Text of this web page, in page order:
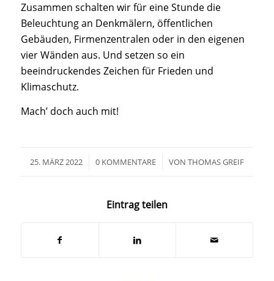
Zusammen schalten wir für eine Stunde die
Beleuchtung an Denkmälern, öffentlichen
Gebäuden, Firmenzentralen oder in den eigenen
vier Wänden aus. Und setzen so ein
beeindruckendes Zeichen für Frieden und
Klimaschutz.
Mach’ doch auch mit!
25. MÄRZ 2022
/ 0 KOMMENTARE
/ VON THOMAS GREIF
Eintrag teilen